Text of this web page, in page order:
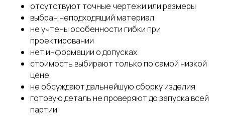
отсутствуют точные чертежи или размеры
выбран неподходящий материал
не учтены особенности гибки при
проектировании
нет информации о допусках
стоимость выбирают только по самой низкой
цене
не обсуждают дальнейшую сборку изделия
готовую деталь не проверяют до запуска всей
партии